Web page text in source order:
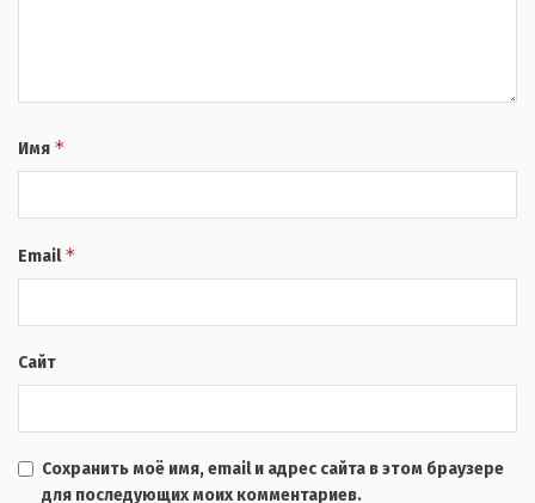
Имя *
Email*
Сайт
Сохранить моё имя, email и адрес сайта в этом браузере
для последующих моих комментариев.